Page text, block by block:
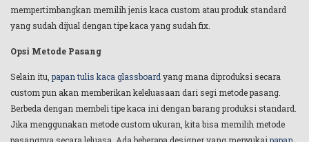
mempertimbangkan memilih jenis kaca custom atau produk standard
yang sudah dijual dengan tipe kaca yang sudah fix.
Opsi Metode Pasang
Selain itu, papan tulis kaca glassboardyang mana diproduksi secara
custom pun akan memberikan keleluasaan dari segi metode pasang.
Berbeda dengan membeli tipe kaca ini dengan barang produksi standard.
Jika menggunakan metode custom ukuran, kita bisa memilih metode